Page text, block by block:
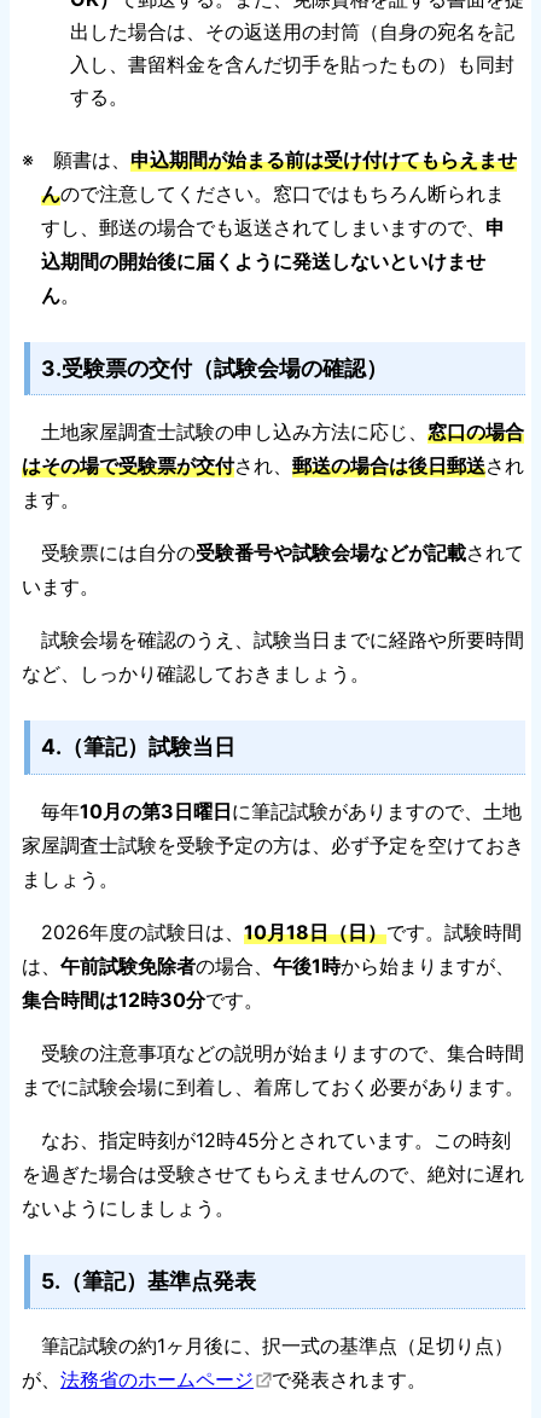
出した場合は、その返送用の封筒（自身の宛名を記
入し、書留料金を含んだ切手を貼ったもの）も同封
する。
※ 願書は、 申込期間が始まる前は受け付けてもらえませ
んので注意してください。窓口ではもちろん断られま
すし、郵送の場合でも返送されてしまいますので、 申
込期間の開始後に届くように発送しないといけませ
ん。
3.受験票の交付（試験会場の確認）
土地家屋調査士試験の申し込み方法に応じ、 窓口の場合
はその場で受験票が交付され、 郵送の場合は後日郵送され
ます。
受験票には自分の受験番号や試験会場などが記載されて
います。
試験会場を確認のうえ、試験当日までに経路や所要時間
など、しっかり確認しておきましょう。
4.（筆記）試験当日
毎年10月の第3日曜日に筆記試験がありますので、土地
家屋調査士試験を受験予定の方は、必ず予定を空けておき
ましょう。
2026年度の試験日は、 10月18日（日）です。試験時間
は、 午前試験免除者の場合、 午後1時から始まりますが、
集合時間は12時30分です。
受験の注意事項などの説明が始まりますので、集合時間
までに試験会場に到着し、着席しておく必要があります。
なお、指定時刻が12時45分とされています。この時刻
を過ぎた場合は受験させてもらえませんので、絶対に遅れ
ないようにしましょう。
5.（筆記）基準点発表
筆記試験の約1ヶ月後に、択一式の基準点（足切り点）
が、 法務省のホームページ で発表されます。